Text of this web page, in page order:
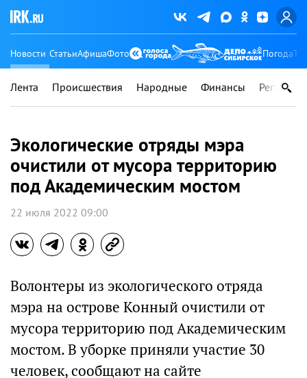
Новости СтатьиАфишаФото Погода
Лента Происшествия Народные Финансы Регионы
Экологические отряды мэра
очистили от мусора территорию
под Академическим мостом
22 июля 2022 09:00
Волонтеры из экологического отряда
мэра на острове Конный очистили от
мусора территорию под Академическим
мостом. В уборке приняли участие 30
человек, сообщают на сайте